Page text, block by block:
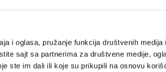
i oglasa, pružanje funkcija društvenih medija
sajt sa partnerima za društvene medije,
ste im dali ili koje su prikupili na osnovu
PLAĆANJE I ISPORUKA